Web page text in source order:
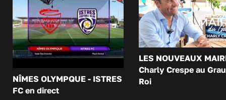
NÎMES OLYMPQUE - ISTRES
FC en direct
LES NOUVEAUX
Charly Crespe au
Roi